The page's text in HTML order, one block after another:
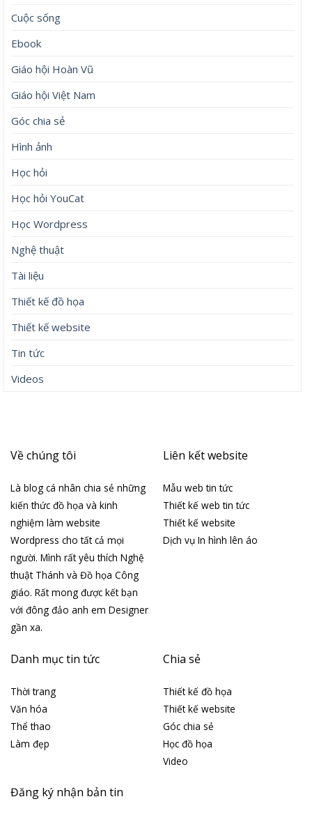
Cuộc sống
Ebook
Giáo hội Hoàn Vũ
Giáo hội Việt Nam
Góc chia sẻ
Hình ảnh
Học hỏi
Học hỏi YouCat
Học Wordpress
Nghệ thuật
Tài liệu
Thiết kế đồ họa
Thiết kế website
Tin tức
Videos
Về chúng tôi
Là blog cá nhân chia sẻ những
kiến thức đồ họa và kinh
nghiệm làm website
Wordpress cho tất cả mọi
người. Mình rất yêu thích Nghệ
thuật Thánh và Đồ họa Công
giáo. Rất mong được kết bạn
với đông đảo anh em Designer
gần xa.
Liên kết website
Mẫu web tin tức
Thiết kế web tin tức
Thiết kế website
Dịch vụ In hình lên áo
Danh mục tin tức
Thời trang
Văn hóa
Thể thao
Làm đẹp
Chia sẻ
Thiết kế đồ họa
Thiết kế website
Góc chia sẻ
Học đồ họa
Video
Đăng ký nhận bản tin